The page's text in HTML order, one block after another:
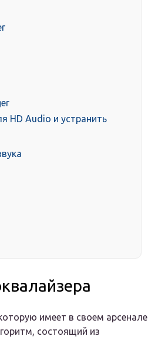
HD Audio и устранить
имеет в своем арсенале
состоящий из